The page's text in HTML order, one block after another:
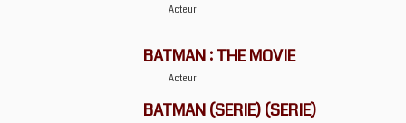
Acteur
BATMAN : THE MOVIE
Acteur
BATMAN (SERIE) (SERIE)